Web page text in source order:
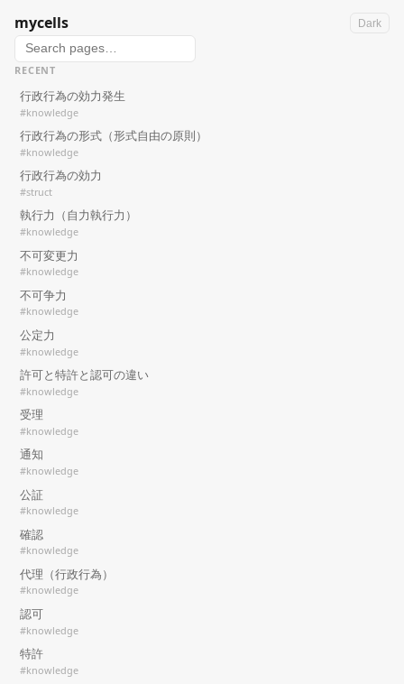
mycells Dark
RECENT
行政行為の効力発生
#knowledge
行政行為の形式（形式自由の原則）
#knowledge
行政行為の効力
#struct
執行力（自力執行力）
#knowledge
不可変更力
#knowledge
不可争力
#knowledge
公定力
#knowledge
許可と特許と認可の違い
#knowledge
受理
#knowledge
通知
#knowledge
公証
#knowledge
確認
#knowledge
代理（行政行為）
#knowledge
認可
#knowledge
特許
#knowledge